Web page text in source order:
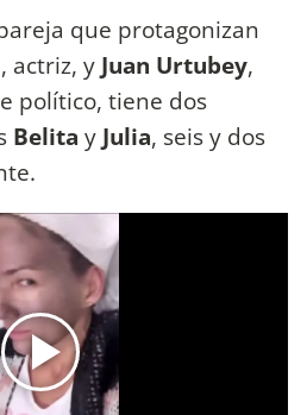
que protagonizan
, actriz, y Juan Urtubey,
político, tiene dos
Belita y Julia, seis y dos